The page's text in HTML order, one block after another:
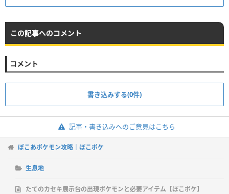
この記事へのコメント
コメント
書き込みする(0件)
記事・書き込みへのご意見はこちら
ぽこあポケモン攻略｜ぽこポケ
生息地
たてのカセキ展示台の出現ポケモンと必要アイテム【ぽこポケ】